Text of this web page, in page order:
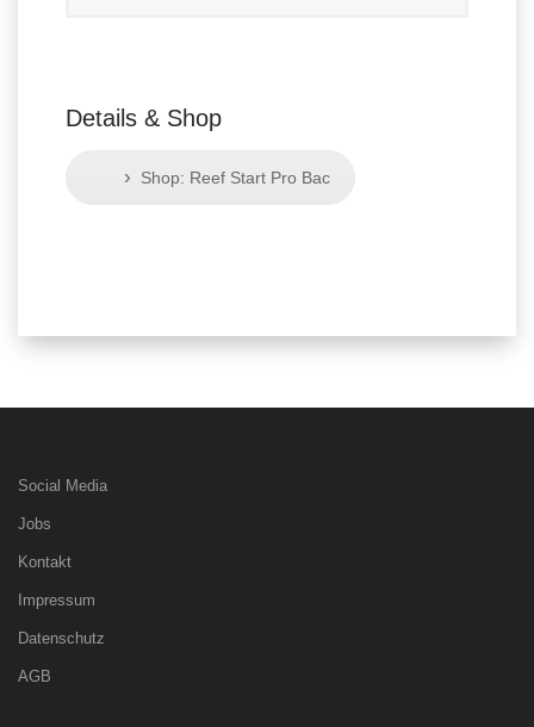
Details & Shop
› Shop: Reef Start Pro Bac
Social Media
Jobs
Kontakt
Impressum
Datenschutz
AGB